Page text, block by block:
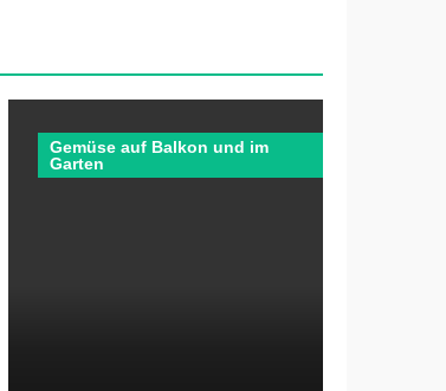
Gemüse auf Balkon und im
Garten